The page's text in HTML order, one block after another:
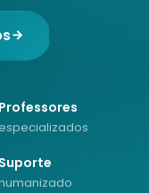
Professores
Suporte